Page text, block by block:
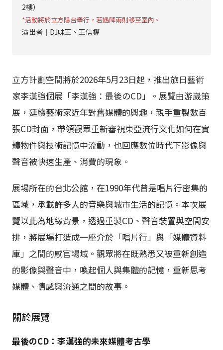
立方計劃空間將於2026年5月23日起，推出旅日藝術
家李漢強個展「李漢強：最後のCD」。展覽由游崴策
展，延續藝術家近年對舊媒體的興趣，親手重製數百
張CD封面，帶領觀眾重新審視東亞流行文化如何在實
體物件與技術記憶中流動，也回應數位時代下影像與
聲音被快速生產、消費的現象。
展場所在的台北公館，在1990年代曾是唱片行密集的
區域，承載許多人的音樂與城市生活的記憶。本次展
覽以此為地緣背景，透過重製CD、聲音裝置與空間安
排，將展場打造成一座介於「唱片行」與「媒體資料
庫」之間的感官場域。觀眾將在既熟悉又被重新創造
的影像與聲音中，喚起個人與集體的記憶，重新思考
媒體、情感與流通之間的故事。
關於展覽
最後のCD：李漢強的未來媒體考古學
2樓）
*活動將於立方陽台舉行，若遇降雨則移至室內。
演出者｜DJ味王、王信權